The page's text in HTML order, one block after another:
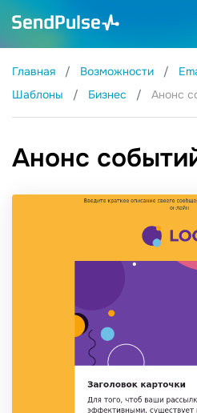
Главная Возможности
Шаблоны
Бизнес Анонс
Анонс